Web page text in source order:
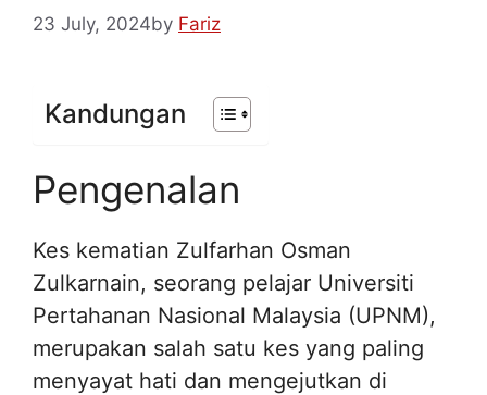
23 July, 2024by Fariz
Kandungan
Pengenalan
Kes kematian Zulfarhan Osman
Zulkarnain, seorang pelajar Universiti
Pertahanan Nasional Malaysia (UPNM),
merupakan salah satu kes yang paling
menyayat hati dan mengejutkan di